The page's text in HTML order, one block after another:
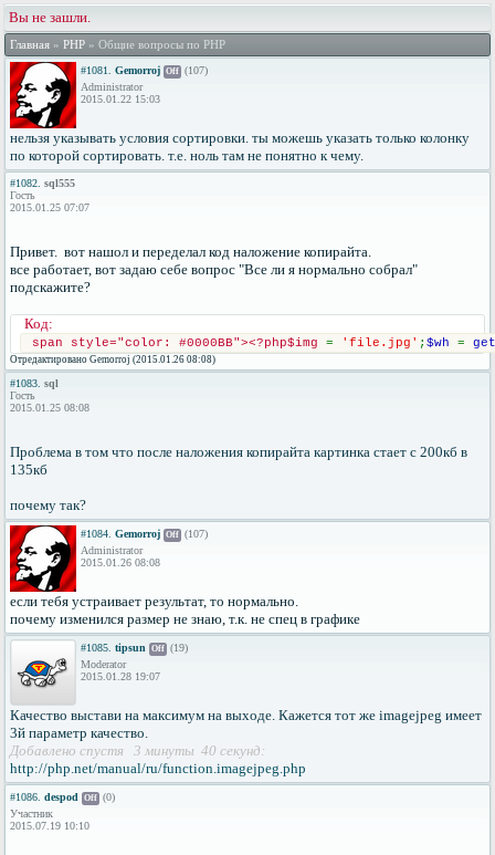
Вы не зашли.
Главная » PHP » Общие вопросы по PHP
#1081. Gemorroj Off (107)
Administrator
2015.01.22 15:03
нельзя указывать условия сортировки. ты можешь указать только колонку
по которой сортировать. т.е. ноль там не понятно к чему.
#1082. sql555
Гость
2015.01.25 07:07
Привет. вот нашол и переделал код наложение копирайта.
все работает, вот задаю себе вопрос "Все ли я нормально собрал"
подскажите?
Код:
span style="color: #0000BB"><?php$img = 'file.jpg' ; $wh =
Отредактировано Gemorroj (2015.01.26 08:08)
#1083. sql
Гость
2015.01.25 08:08
Проблема в том что после наложения копирайта картинка стает с 200кб в
135кб
почему так?
#1084. Gemorroj Off (107)
Administrator
2015.01.26 08:08
если тебя устраивает результат, то нормально.
почему изменился размер не знаю, т.к. не спец в графике
#1085. tipsun Off (19)
Moderator
2015.01.28 19:07
Качество выстави на максимум на выходе. Кажется тот же imagejpeg имеет
3й параметр качество.
Добавлено спустя 3 минуты 40 секунд:
http://php.net/manual/ru/function.imagejpeg.php
#1086. despod Off (0)
Участник
2015.07.19 10:10